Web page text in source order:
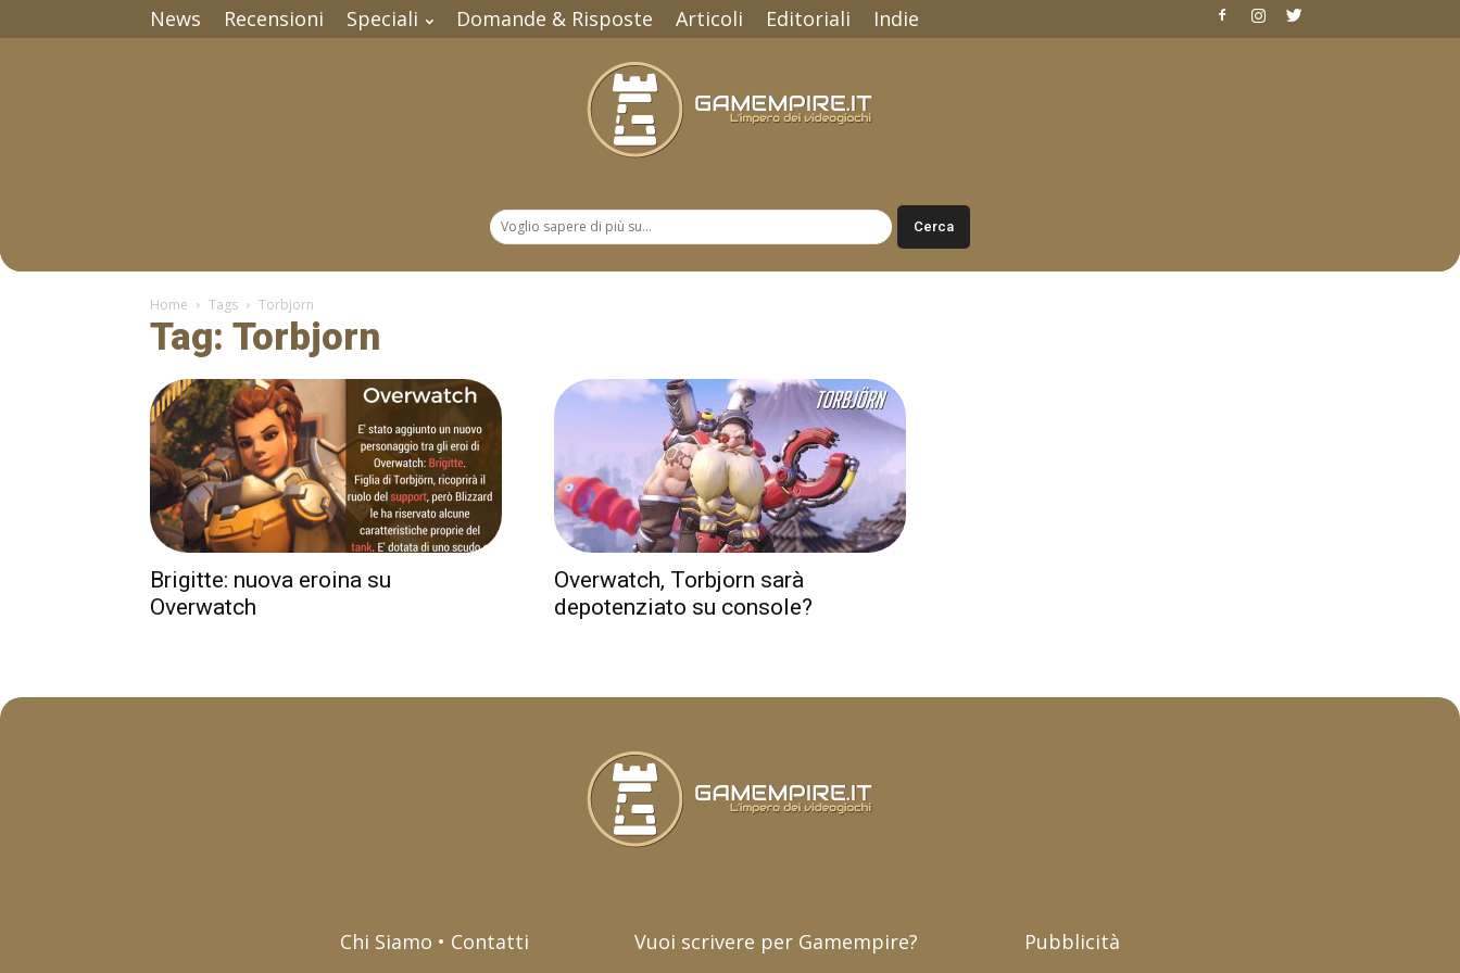
News Recensioni Speciali Domande & Risposte Articoli Editoriali Indie
Home Tags Torbjorn
Tag: Torbjorn
Brigitte: nuova eroina su
Overwatch
Overwatch, Torbjorn sarà
depotenziato su console?
Chi Siamo • Contatti Vuoi scrivere per Gamempire? Pubblicità